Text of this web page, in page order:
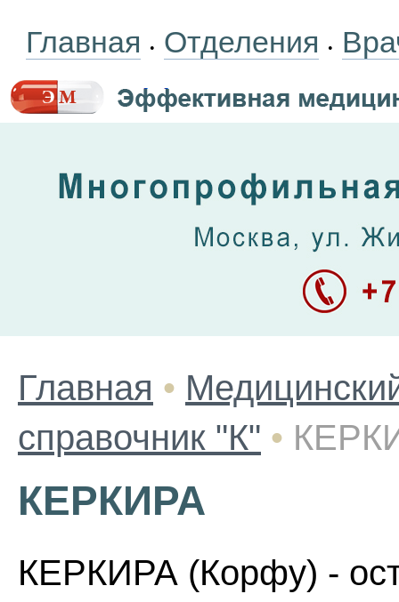
Главная • Отделения •
Главная •
справочник "К" •
КЕРКИРА
КЕРКИРА (Корфу) -